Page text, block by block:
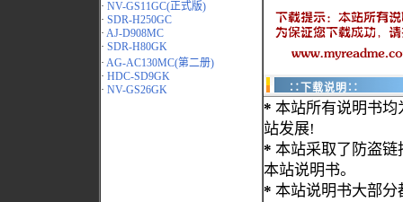
· NV-GS11GC(正式版)
· SDR-H250GC
· AJ-D908MC
· SDR-H80GK
· AG-AC130MC(第二册)
· HDC-SD9GK
· NV-GS26GK ∷下载说明∷
* 本站所有说明书均
站发展!
* 本站采取了防盗链
本站说明书。
* 本站说明书大部分